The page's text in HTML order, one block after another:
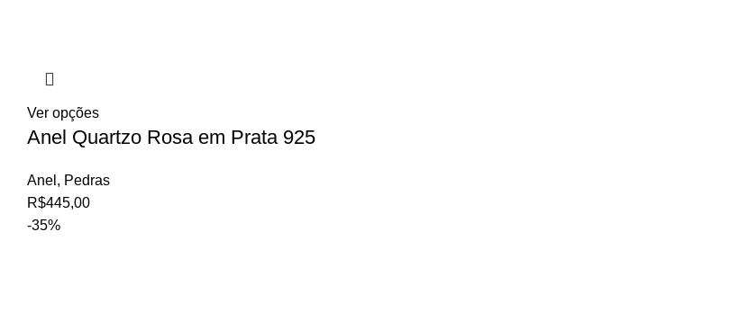
Ver opções
Anel Quartzo Rosa em Prata 925
Anel , Pedras
R$445,00
-35%